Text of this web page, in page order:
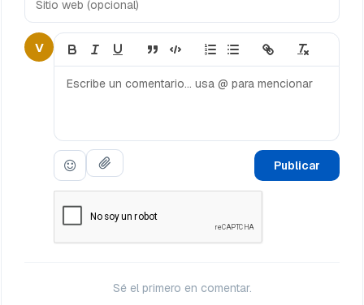
V
Publicar
Sé el primero en comentar.